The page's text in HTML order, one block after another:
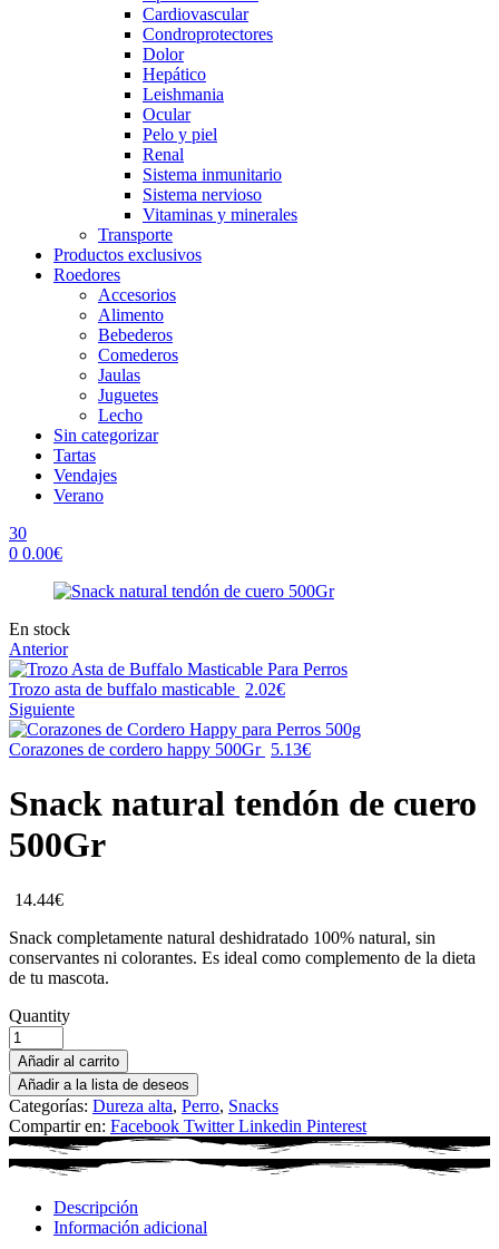
Cardiovascular
Condroprotectores
Dolor
Hepático
Leishmania
Ocular
Pelo y piel
Renal
Sistema inmunitario
Sistema nervioso
Vitaminas y minerales
Transporte
Productos exclusivos
Roedores
Accesorios
Alimento
Bebederos
Comederos
Jaulas
Juguetes
Lecho
Sin categorizar
Tartas
Vendajes
Verano
30
0 0.00€
Availability:
En stock
Anterior
Trozo asta de buffalo masticable 2.02€
Siguiente
Corazones de cordero happy 500Gr 5.13€
Snack natural tendón de cuero
500Gr
14.44€
Snack completamente natural deshidratado 100% natural, sin
conservantes ni colorantes. Es ideal como complemento de la dieta
de tu mascota.
Quantity
Añadir al carrito
Añadir a la lista de deseos
Categorías: Dureza alta, Perro, Snacks
Compartir en: Facebook Twitter Linkedin Pinterest
Descripción
Información adicional